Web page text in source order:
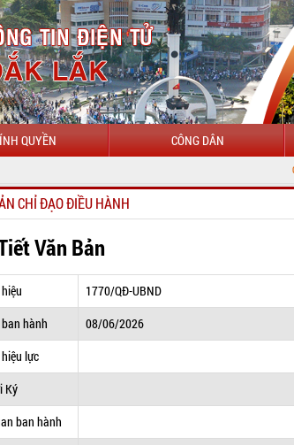
QUYỀN CÔNG DÂN
CHÀO MỪNG
CHỈ ĐẠO ĐIỀU HÀNH
Văn Bản
1770/QĐ-UBND
hành
08/06/2026
lực
Ký
ban hành